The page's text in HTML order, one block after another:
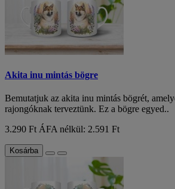
Akita inu mintás bögre
Bemutatjuk az akita inu mintás bögrét,
rajongóknak terveztünk. Ez a bögre egyed..
3.290 Ft ÁFA nélkül: 2.591 Ft
Kosárba